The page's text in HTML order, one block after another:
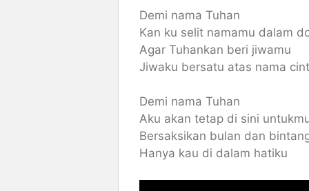
Demi nama Tuhan
Kan ku selit namamu dalam
Agar Tuhankan beri jiwamu
Jiwaku bersatu atas nama
Demi nama Tuhan
Aku akan tetap di sini
Bersaksikan bulan dan
Hanya kau di dalam hatiku